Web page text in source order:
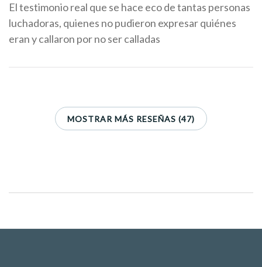
El testimonio real que se hace eco de tantas personas
luchadoras, quienes no pudieron expresar quiénes
eran y callaron por no ser calladas
MOSTRAR MÁS RESEÑAS (47)